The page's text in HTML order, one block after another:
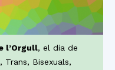
l’Orgull, el dia de
Trans, Bisexuals,